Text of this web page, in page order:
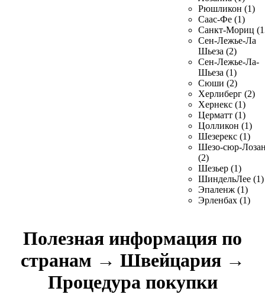
Рюшликон (1)
Саас-Фе (1)
Санкт-Мориц
Сен-Лежье-Ла
Шьеза (2)
Сен-Лежье-Ла-
Шьеза (1)
Сюши (2)
Херлиберг (2)
Хернекс (1)
Церматт (1)
Цолликон (1)
Шезерекс (1)
Шезо-сюр-
(2)
Шезьер (1)
ШиндельЛее (1)
Эпаленж (1)
Эрленбах (1)
Полезная информация по
странам → Швейцария →
Процедура покупки